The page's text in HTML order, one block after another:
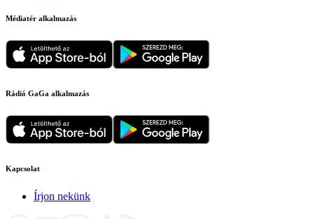
Médiatér alkalmazás
Rádió GaGa alkalmazás
Kapcsolat
Írjon nekünk